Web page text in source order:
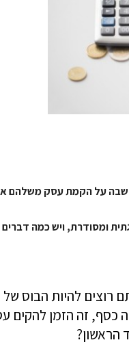
על הקמת עסק משלהם
ומסודרת, ויש כמה
רוצים להיות הבוס
כסף, זה הזמן להקים
הראשון?